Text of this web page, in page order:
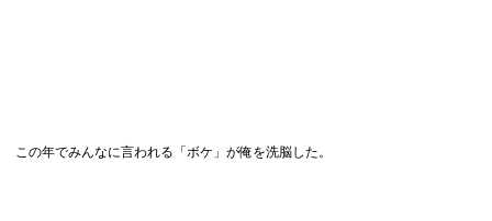
この年でみんなに言われる「ボケ」が俺を洗脳した。